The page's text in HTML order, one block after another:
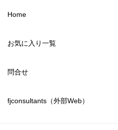
Home
お気に入り一覧
問合せ
fjconsultants（外部Web）